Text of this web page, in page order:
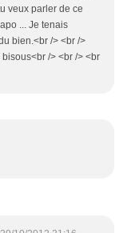
veux parler de ce
... Je tenais
bien.<br /> <br />
/> <br /> <br